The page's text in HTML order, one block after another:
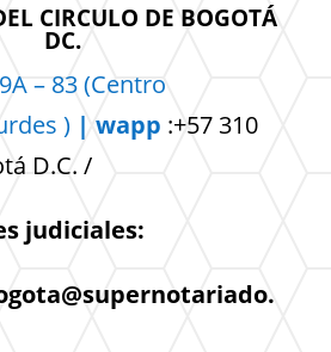
CIRCULO DE BOGOTÁ
DC.
– 83 (Centro
) | wapp :+57 310
D.C. /
judiciales: